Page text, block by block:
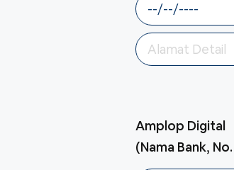
Amplop Digital
(Nama Bank,